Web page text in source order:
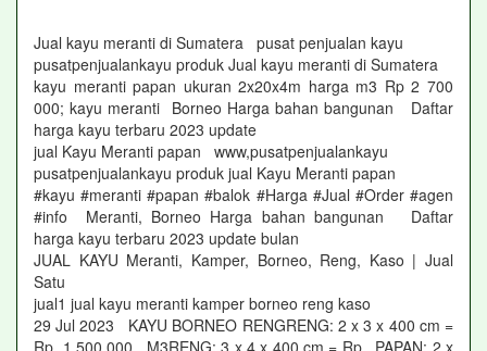
Jual kayu meranti di Sumatera pusat penjualan kayu
pusatpenjualankayu produk Jual kayu meranti di Sumatera
kayu meranti papan ukuran 2x20x4m harga m3 Rp 2 700
000; kayu meranti Borneo Harga bahan bangunan Daftar
harga kayu terbaru 2023 update
jual Kayu Meranti papan www,pusatpenjualankayu
pusatpenjualankayu produk jual Kayu Meranti papan
#kayu #meranti #papan #balok #Harga #Jual #Order #agen
#info Meranti, Borneo Harga bahan bangunan Daftar
harga kayu terbaru 2023 update bulan
JUAL KAYU Meranti, Kamper, Borneo, Reng, Kaso | Jual
Satu
jual1 jual kayu meranti kamper borneo reng kaso
29 Jul 2023 KAYU BORNEO RENGRENG: 2 x 3 x 400 cm =
Rp 1 500 000 M3RENG: 3 x 4 x 400 cm = Rp PAPAN: 2 x